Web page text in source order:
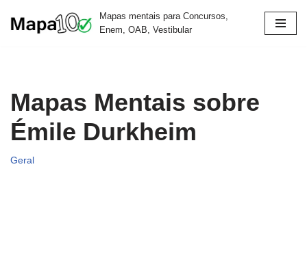
Mapas mentais para Concursos,
Enem, OAB, Vestibular
Mapas Mentais sobre
Émile Durkheim
Geral